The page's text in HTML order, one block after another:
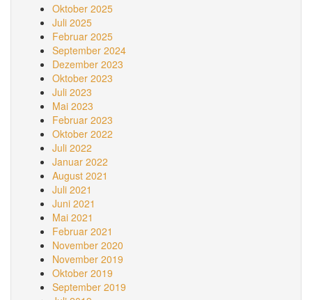
Oktober 2025
Juli 2025
Februar 2025
September 2024
Dezember 2023
Oktober 2023
Juli 2023
Mai 2023
Februar 2023
Oktober 2022
Juli 2022
Januar 2022
August 2021
Juli 2021
Juni 2021
Mai 2021
Februar 2021
November 2020
November 2019
Oktober 2019
September 2019